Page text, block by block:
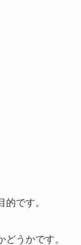
です。
うかです。